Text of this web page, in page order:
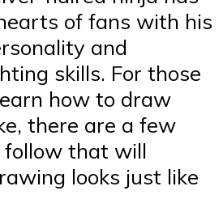
of fans with his
and
skills. For those
how to draw
there are a few
follow that will
looks just like